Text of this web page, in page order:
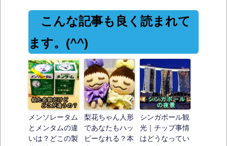
こんな記事も良く読まれて
ます。(^^)
メンソレータム
とメンタムの違
いは？どこの製
梨花ちゃん人形
であなたもハッ
ピーなれる？本
シンガポール観
光｜チップ事情
はどうなってい